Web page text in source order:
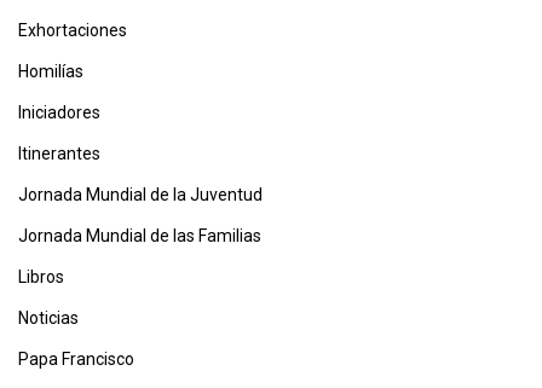
Exhortaciones
Homilías
Iniciadores
Itinerantes
Jornada Mundial de la Juventud
Jornada Mundial de las Familias
Libros
Noticias
Papa Francisco